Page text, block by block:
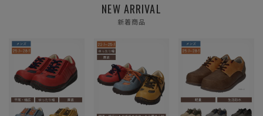
NEW ARRIVAL
新着商品